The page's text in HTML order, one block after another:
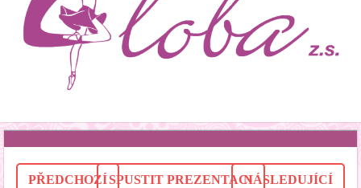
PŘEDCHOZÍSPUSTIT PREZENTACINÁSLEDUJÍCÍ